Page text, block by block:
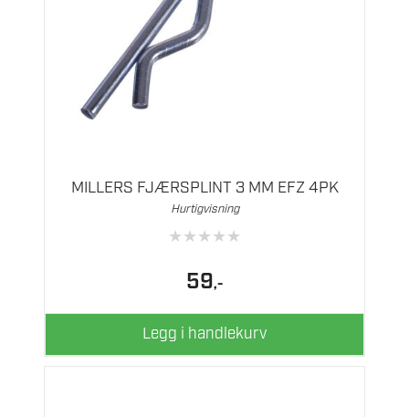
MILLERS FJÆRSPLINT 3 MM EFZ 4PK
Hurtigvisning
★★★★★
59,-
Legg i handlekurv